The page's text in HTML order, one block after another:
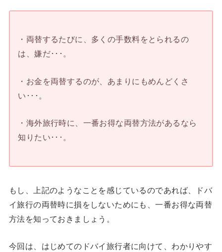
・両替するたびに、多くの手数料をとられるの
は、嫌だ･･･。
・お金を両替するのが、あまりにもめんどくさ
い･･･。
・海外旅行時に、一番お得な両替方法があるなら
知りたい･･･。
もし、上記のようなことを感じているのであれば、ドバ
イ旅行の両替時に損をしないためにも、一番お得な両替
方法を知っておきましょう。
今回は、はじめてのドバイ旅行者に向けて、わかりやす